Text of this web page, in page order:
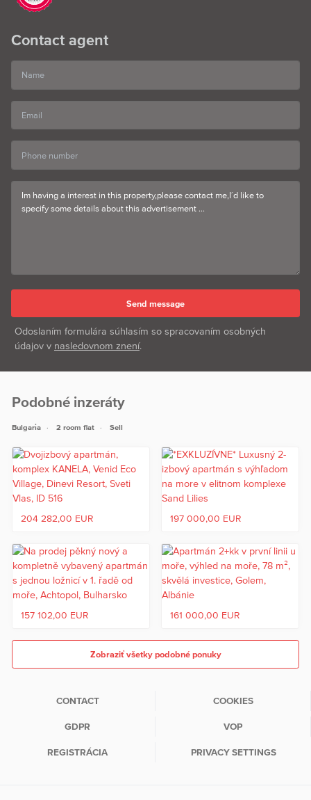
Contact agent
Odoslaním formulára súhlasím so spracovaním osobných
údajov v nasledovnom znení.
Podobné inzeráty
Bulgaria 2 room flat Sell
204 282,00 EUR 197 000,00 EUR
157 102,00 EUR 161 000,00 EUR
Zobraziť všetky podobné ponuky
CONTACT COOKIES
GDPR VOP
REGISTRÁCIA PRIVACY SETTINGS